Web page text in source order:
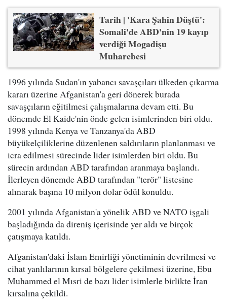
Tarih | 'Kara Şahin Düştü':
Somali'de ABD'nin 19 kayıp
verdiği Mogadişu
Muharebesi
1996 yılında Sudan'ın yabancı savaşçıları ülkeden çıkarma
kararı üzerine Afganistan'a geri dönerek burada
savaşçıların eğitilmesi çalışmalarına devam etti. Bu
dönemde El Kaide'nin önde gelen isimlerinden biri oldu.
1998 yılında Kenya ve Tanzanya'da ABD
büyükelçiliklerine düzenlenen saldırıların planlanması ve
icra edilmesi sürecinde lider isimlerden biri oldu. Bu
sürecin ardından ABD tarafından aranmaya başlandı.
İlerleyen dönemde ABD tarafından "terör" listesine
alınarak başına 10 milyon dolar ödül konuldu.
2001 yılında Afganistan'a yönelik ABD ve NATO işgali
başladığında da direniş içerisinde yer aldı ve birçok
çatışmaya katıldı.
Afganistan'daki İslam Emirliği yönetiminin devrilmesi ve
cihat yanlılarının kırsal bölgelere çekilmesi üzerine, Ebu
Muhammed el Mısri de bazı lider isimlerle birlikte İran
kırsalına çekildi.